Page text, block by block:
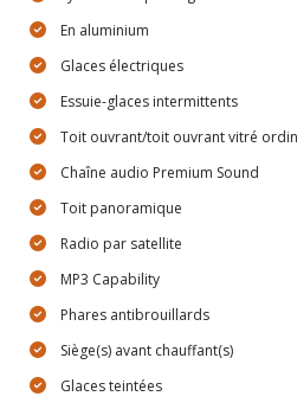
En aluminium
Glaces électriques
Essuie-glaces intermittents
Toit ouvrant/toit ouvrant vitré
Chaîne audio Premium Sound
Toit panoramique
Radio par satellite
MP3 Capability
Phares antibrouillards
Siège(s) avant chauffant(s)
Glaces teintées